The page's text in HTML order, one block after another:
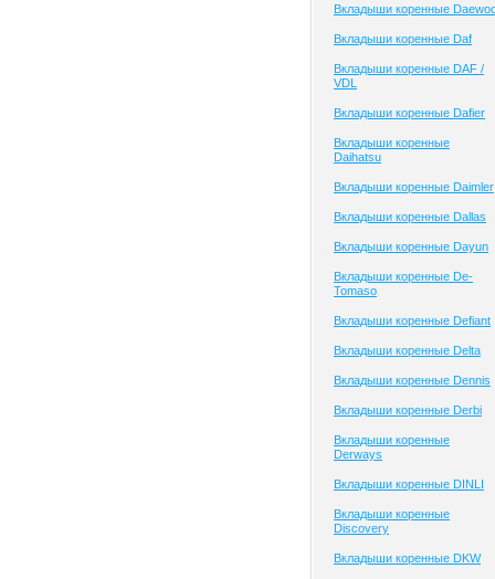
Вкладыши коренные
Вкладыши коренные Daf
Вкладыши коренные DAF /
VDL
Вкладыши коренные Dafier
Вкладыши коренные
Daihatsu
Вкладыши коренные Daimler
Вкладыши коренные Dallas
Вкладыши коренные Dayun
Вкладыши коренные De-
Tomaso
Вкладыши коренные Defiant
Вкладыши коренные Delta
Вкладыши коренные Dennis
Вкладыши коренные Derbi
Вкладыши коренные
Derways
Вкладыши коренные DINLI
Вкладыши коренные
Discovery
Вкладыши коренные DKW